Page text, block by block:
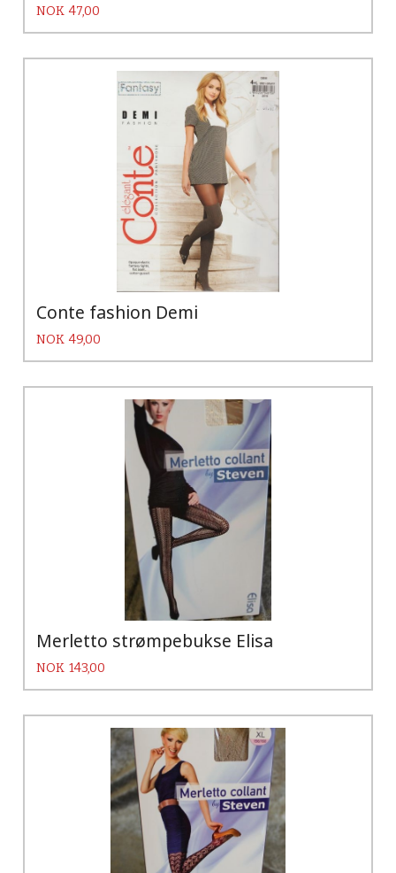
Pris
NOK 47,00
Conte fashion Demi
Pris
NOK 49,00
Merletto strømpebukse Elisa
Pris
NOK 143,00